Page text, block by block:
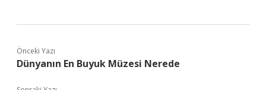
Önceki Yazı
Dünyanın En Buyuk Müzesi Nerede